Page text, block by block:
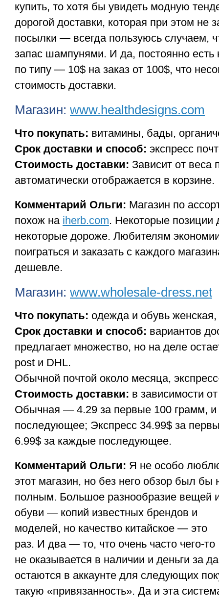
купить, то хотя бы увидеть модную
дорогой доставки, которая при этом не
посылки — всегда пользуюсь случаем,
запас шампунями. И да, постоянно
по типу — 10$ на заказ от 100$, что
стоимость доставки.
Магазин: www.healthdesigns.com
Что покупать: витамины, бады,
Срок доставки и способ: экспресс
Стоимость доставки: Зависит от веса
автоматически отображается в корзине.
Комментарий Ольги: Магазин по
похож на iherb.com. Некоторые позиции
некоторые дороже. Любителям
поиграться и заказать с каждого
дешевле.
Магазин: www.wholesale-dress.net
Что покупать: одежда и обувь
Срок доставки и способ: вариантов
предлагает множество, но на деле
post и DHL.
Обычной почтой около месяца,
Стоимость доставки: в зависимости
Обычная — 4.29 за первые 100 грамм, и
последующее; Экспресс 34.99$ за
6.99$ за каждые последующее.
Комментарий Ольги: Я не особо
этот магазин, но без него обзор был бы
полным. Большое разнообразие вещей
обуви — копий известных брендов и
моделей, но качество китайское — это
раз. И два — то, что очень часто чего-то
не оказывается в наличии и деньги за
остаются в аккаунте для следующих
такую «привязанность». Да и эта